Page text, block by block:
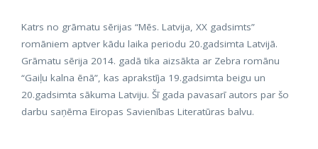
Katrs no grāmatu sērijas “Mēs. Latvija, XX gadsimts”
romāniem aptver kādu laika periodu 20.gadsimta Latvijā.
Grāmatu sērija 2014. gadā tika aizsākta ar Zebra romānu
“Gaiļu kalna ēnā”, kas aprakstīja 19.gadsimta beigu un
20.gadsimta sākuma Latviju. Šī gada pavasarī autors par šo
darbu saņēma Eiropas Savienības Literatūras balvu.